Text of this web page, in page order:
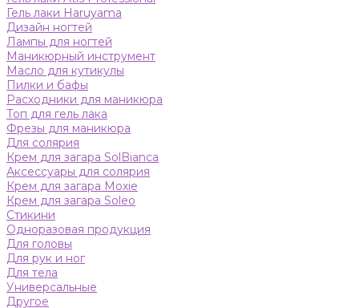
Гель лаки Haruyama
Дизайн ногтей
Лампы для ногтей
Маникюрный инструмент
Масло для кутикулы
Пилки и бафы
Расходники для маникюра
Топ для гель лака
Фрезы для маникюра
Для солярия
Крем для загара SolBianca
Аксессуары для солярия
Крем для загара Moxie
Крем для загара Soleo
Стикини
Одноразовая продукция
Для головы
Для рук и ног
Для тела
Универсальные
Другое